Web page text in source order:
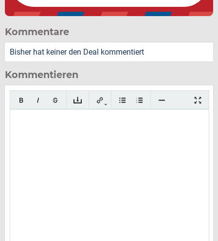
Kommentare
Bisher hat keiner den Deal kommentiert
Kommentieren